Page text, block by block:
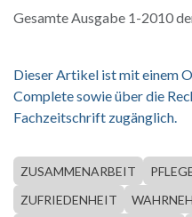
Gesamte Ausgabe 1-2010
Dieser Artikel ist mit einem
Complete sowie über die
Fachzeitschrift zugänglich.
ZUSAMMENARBEIT
ZUFRIEDENHEIT